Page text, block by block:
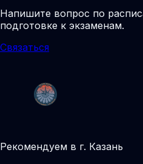
Напишите вопрос по
подготовке к экзаменам.
Связаться
Рекомендуем в г. Казань